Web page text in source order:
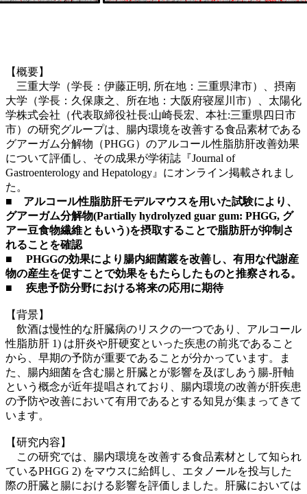
【概要】
三重大学（学長：伊藤正明, 所在地：三重県津市）、摂南
大学（学長：久保康之、所在地：大阪府寝屋川市）、太陽化
学株式会社（代表取締役社長:山崎長宏、本社:三重県四日市
市）の研究グループは、腸内環境を改善する食品素材である
グアーガム分解物（PHGG）のアルコール性脂肪肝改善効果
について評価し、その成果が学術誌『Journal of
Gastroenterology and Hepatology』にオンライン掲載されまし
た。
■ アルコール性脂肪肝モデルマウスを用いた試験により、
グアーガム分解物(Partially hydrolyzed guar gum: PHGG, グ
アー豆食物繊維ともいう)を摂取することで脂肪肝が抑制さ
れることを確認
■ PHGGの効果により腸内細菌叢を改善し、有用な代謝産
物の産生を促すことで効果をもたらしたものと推察される。
■ 疾患予防分野における将来の応用に期待
【背景】
飲酒は慢性的な肝臓病のリスクの一つであり、アルコール
性脂肪肝 1) は肝炎や肝硬変といった疾患の前兆であること
から、早期の予防が重要であることが分かっています。ま
た、腸内細菌を含む腸と肝臓とが影響を及ぼしあう腸-肝軸
という概念が近年提唱されており、腸内環境の改善が肝疾患
の予防や改善において有用であるとする知見が集まってきて
います。
【研究内容】
この研究では、腸内環境を改善する食品素材として知られ
ているPHGG 2) をマウスに給餌し、エタノールを投与した
際の肝臓と腸における影響を評価しました。肝臓においては